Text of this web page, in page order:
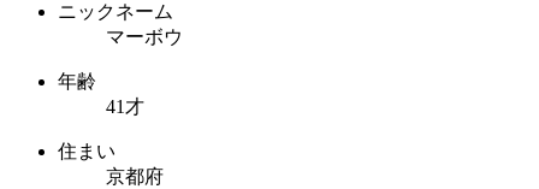
ニックネーム
マーボウ
年齢
41才
住まい
京都府